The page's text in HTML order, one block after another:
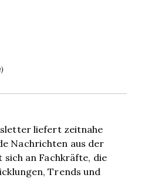
)
liefert zeitnahe
Nachrichten aus der
sich an Fachkräfte, die
Trends und